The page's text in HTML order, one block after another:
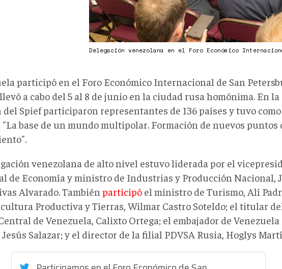
Delegación venezolana en el Foro Económico
participó en el Foro Económico Internacional de San
a cabo del 5 al 8 de junio en la ciudad rusa homónima. En la
del Spief participaron representantes de 136 países y tuvo
base de un mundo multipolar. Formación de nuevos puntos
venezolana de alto nivel estuvo liderada por el
de Economía y ministro de Industrias y Producción Nacional,
Alvarado. También participó el ministro de Turismo, Alí
Productiva y Tierras, Wilmar Castro Soteldo; el titular
de Venezuela, Calixto Ortega; el embajador de Venezuela
Jesús Salazar; y el director de la filial PDVSA Rusia, Hoglys